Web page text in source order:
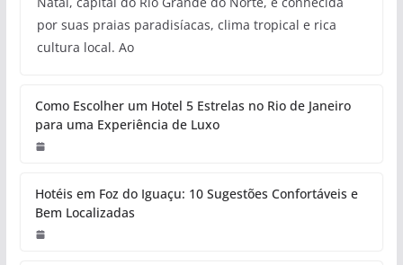
por suas praias paradisíacas, clima tropical e rica
cultura local. Ao
Como Escolher um Hotel 5 Estrelas no Rio de Janeiro
para uma Experiência de Luxo
Hotéis em Foz do Iguaçu: 10 Sugestões Confortáveis e
Bem Localizadas